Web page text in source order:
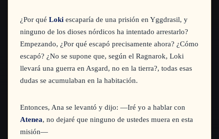
¿Por qué Loki escaparía de una prisión en Yggdrasil, y
ninguno de los dioses nórdicos ha intentado arrestarlo?
Empezando, ¿Por qué escapó precisamente ahora? ¿Cómo
escapó? ¿No se supone que, según el Ragnarok, Loki
llevará una guerra en Asgard, no en la tierra?, todas esas
dudas se acumulaban en la habitación.
Entonces, Ana se levantó y dijo: —Iré yo a hablar con
Atenea, no dejaré que ninguno de ustedes muera en esta
misión—